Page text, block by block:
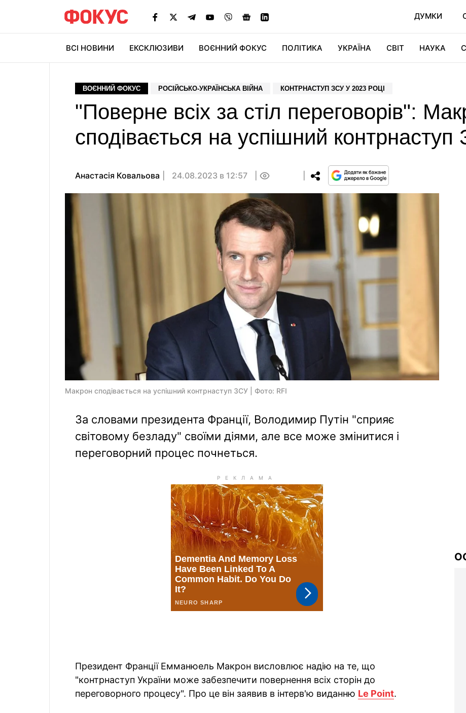
ДУМКИ
ВСІ НОВИНИ ЕКСКЛЮЗИВИ ВОЄННИЙ ФОКУС ПОЛІТИКА УКРАЇНА СВІТ НАУКА
ВОЄННИЙ ФОКУС РОСІЙСЬКО-УКРАЇНСЬКА ВІЙНА КОНТРНАСТУП ЗСУ У 2023 РОЦІ
"Поверне всіх за стіл переговорів":
сподівається на успішний
Анастасія Ковальова 24.08.2023 в 12:57
Макрон сподівається на успішний контрнаступ ЗСУ | Фото: RFI
За словами президента Франції, Володимир Путін "сприяє
світовому безладу" своїми діями, але все може змінитися і
переговорний процес почнеться.
Президент Франції Емманюель Макрон висловлює надію на те, що
"контрнаступ України може забезпечити повернення всіх сторін до
переговорного процесу". Про це він заявив в інтерв'ю виданню Le Point.